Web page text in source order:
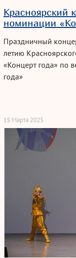
Красноярский
номинации
Праздничный
летию
«Концерт года» по
года»
15 Марта 2025